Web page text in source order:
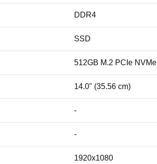
DDR4
SSD
512GB M.2 PCIe NVMe
14.0" (35.56 cm)
-
-
1920x1080